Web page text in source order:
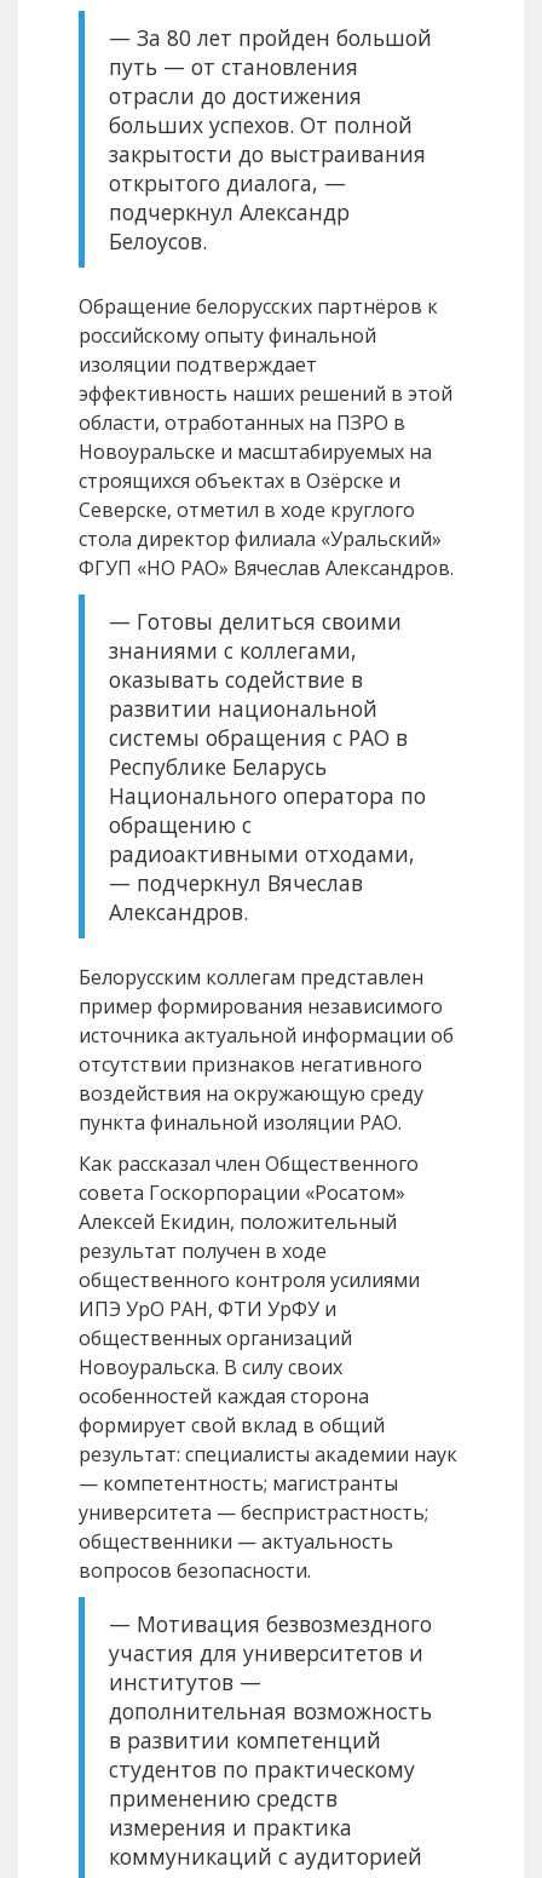
— За 80 лет пройден большой
путь — от становления
отрасли до достижения
больших успехов. От полной
закрытости до выстраивания
открытого диалога, —
подчеркнул Александр
Белоусов.
Обращение белорусских партнёров к
российскому опыту финальной
изоляции подтверждает
эффективность наших решений в этой
области, отработанных на ПЗРО в
Новоуральске и масштабируемых на
строящихся объектах в Озёрске и
Северске, отметил в ходе круглого
стола директор филиала «Уральский»
ФГУП «НО РАО» Вячеслав Александров.
— Готовы делиться своими
знаниями с коллегами,
оказывать содействие в
развитии национальной
системы обращения с РАО в
Республике Беларусь
Национального оператора по
обращению с
радиоактивными отходами,
— подчеркнул Вячеслав
Александров.
Белорусским коллегам представлен
пример формирования независимого
источника актуальной информации об
отсутствии признаков негативного
воздействия на окружающую среду
пункта финальной изоляции РАО.
Как рассказал член Общественного
совета Госкорпорации «Росатом»
Алексей Екидин, положительный
результат получен в ходе
общественного контроля усилиями
ИПЭ УрО РАН, ФТИ УрФУ и
общественных организаций
Новоуральска. В силу своих
особенностей каждая сторона
формирует свой вклад в общий
результат: специалисты академии наук
— компетентность; магистранты
университета — беспристрастность;
общественники — актуальность
вопросов безопасности.
— Мотивация безвозмездного
участия для университетов и
институтов —
дополнительная возможность
в развитии компетенций
студентов по практическому
применению средств
измерения и практика
коммуникаций с аудиторией